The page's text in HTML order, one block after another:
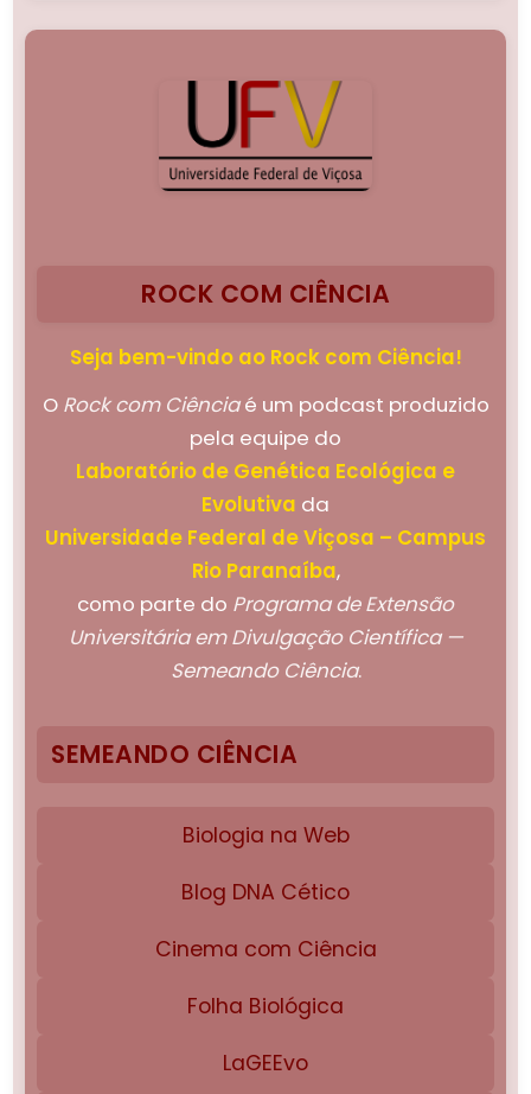
ROCK COM CIÊNCIA
Seja bem-vindo ao Rock com Ciência!
O Rock com Ciênciaé um podcast produzido
pela equipe do
Laboratório de Genética Ecológica e
Evolutiva da
Universidade Federal de Viçosa – Campus
Rio Paranaíba,
como parte do Programa de Extensão
Universitária em Divulgação Científica —
Semeando Ciência.
SEMEANDO CIÊNCIA
Biologia na Web
Blog DNA Cético
Cinema com Ciência
Folha Biológica
LaGEEvo